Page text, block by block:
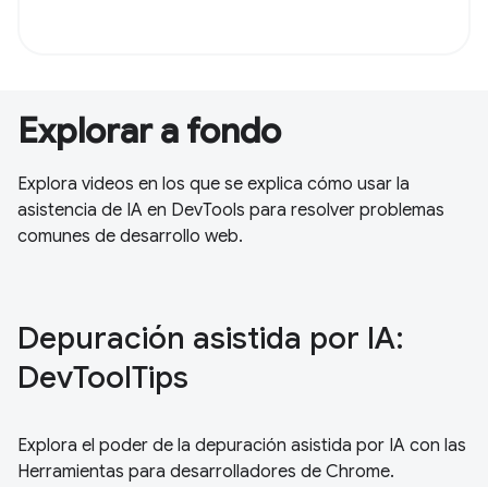
Explorar a fondo
Explora videos en los que se explica cómo usar la
asistencia de IA en DevTools para resolver problemas
comunes de desarrollo web.
Depuración asistida por IA:
DevToolTips
Explora el poder de la depuración asistida por IA con las
Herramientas para desarrolladores de Chrome.